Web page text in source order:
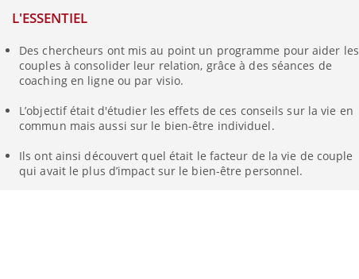
L'ESSENTIEL
Des chercheurs ont mis au point un programme pour aider les
couples à consolider leur relation, grâce à des séances de
coaching en ligne ou par visio.
L’objectif était d'étudier les effets de ces conseils sur la vie en
commun mais aussi sur le bien-être individuel.
Ils ont ainsi découvert quel était le facteur de la vie de couple
qui avait le plus d’impact sur le bien-être personnel.
Comment gérer le
sommeil des enfants en
vacances ?
Bilan prévention : ce que
bientôt faire